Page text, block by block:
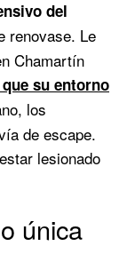
del
renovase. Le
Chamartín
su entorno
los
de escape.
lesionado
única